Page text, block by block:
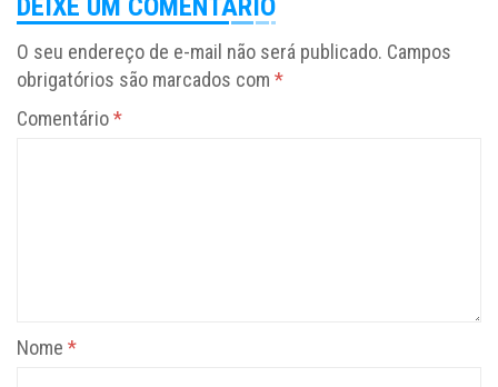
DEIXE UM COMENTÁRIO
O seu endereço de e-mail não será publicado. Campos
obrigatórios são marcados com *
Comentário*
Nome *